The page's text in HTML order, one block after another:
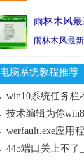
雨林木风最
电脑系统教程推荐
werfault.exe应用